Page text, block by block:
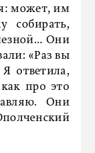
может, им
собирать,
Они
«Раз вы
Я ответила,
про это
Они